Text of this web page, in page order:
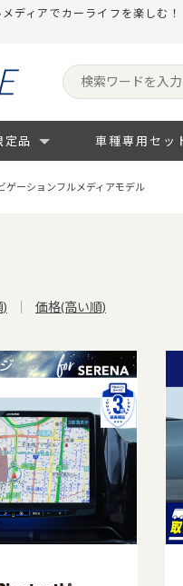
ディアでカーライフを楽しむ
定品 車種専用セッ
ゲーションフルメディアモデル
価格(高い順)